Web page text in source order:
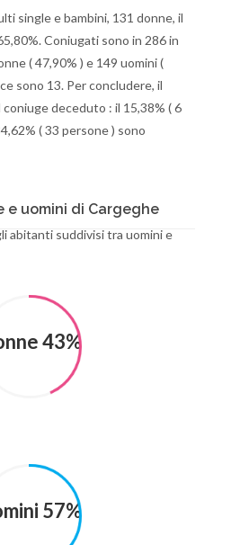
single e bambini, 131 donne, il
Coniugati sono in 286 in
( 47,90% ) e 149 uomini (
sono 13. Per concludere, il
deceduto : il 15,38% ( 6
( 33 persone ) sono
e uomini di Cargeghe
abitanti suddivisi tra uomini e
43%
57%